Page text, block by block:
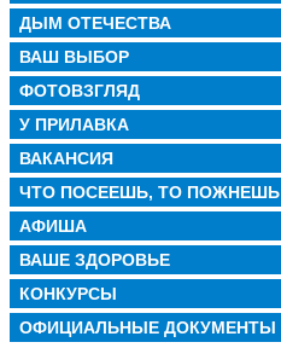
ДЫМ ОТЕЧЕСТВА
ВАШ ВЫБОР
ФОТОВЗГЛЯД
У ПРИЛАВКА
ВАКАНСИЯ
ЧТО ПОСЕЕШЬ, ТО ПОЖНЕШЬ
АФИША
ВАШЕ ЗДОРОВЬЕ
КОНКУРСЫ
ОФИЦИАЛЬНЫЕ ДОКУМЕНТЫ